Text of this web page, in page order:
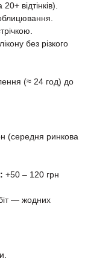
відтінків).
без різкого
(≈ 24 год) до
(середня ринкова
+50 – 120 грн
— жодних